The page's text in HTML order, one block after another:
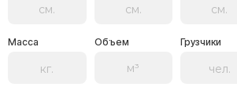
Масса Объем Грузчики